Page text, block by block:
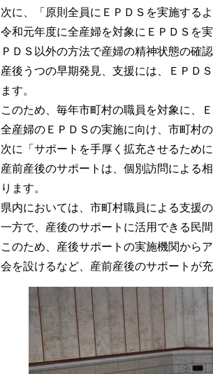
次に、「原則全員にＥＰＤＳを実施する
令和元年度に全産婦を対象にＥＰＤＳを
ＰＤＳ以外の方法で産婦の精神状態の確
産後うつの早期発見、支援には、ＥＰＤ
ます。
このため、毎年市町村の職員を対象に、
全産婦のＥＰＤＳの実施に向け、市町村
次に「サポートを手厚く拡充させるため
産前産後のサポートは、個別訪問による
ります。
県内においては、市町村職員による支援
一方で、産後のサポートに活用できる民
このため、産後サポートの実施機関から
会を設けるなど、産前産後のサポートが